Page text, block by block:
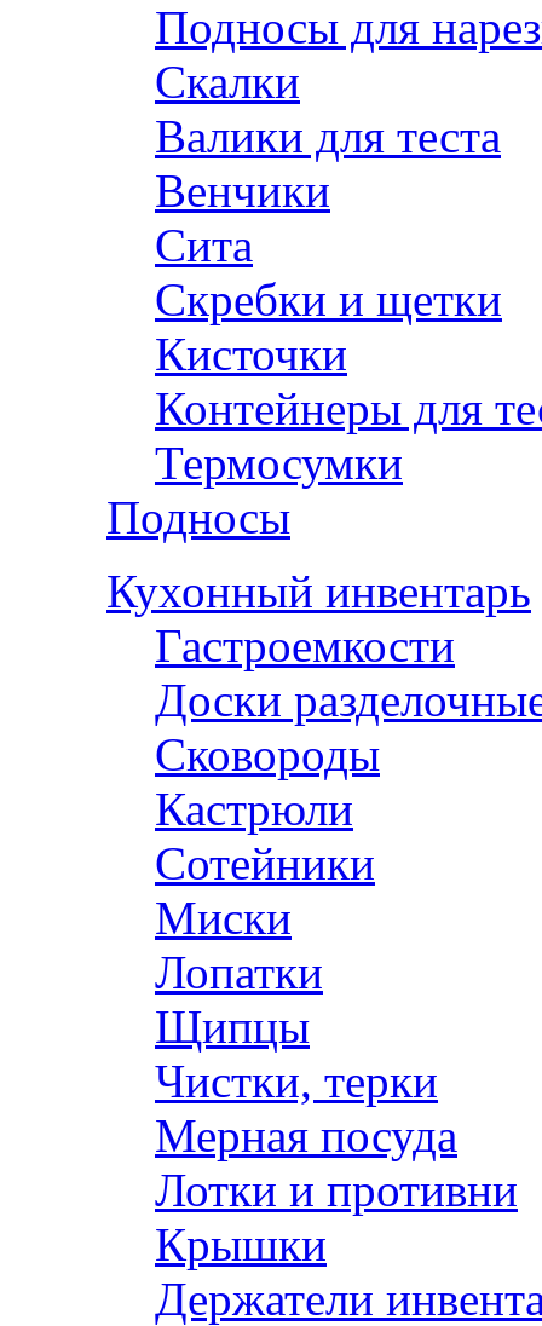
Подносы для
Скалки
Валики для теста
Венчики
Сита
Скребки и щетки
Кисточки
Контейнеры для
Термосумки
Подносы
Кухонный инвентарь
Гастроемкости
Доски
Сковороды
Кастрюли
Сотейники
Миски
Лопатки
Щипцы
Чистки, терки
Мерная посуда
Лотки и противни
Крышки
Держатели